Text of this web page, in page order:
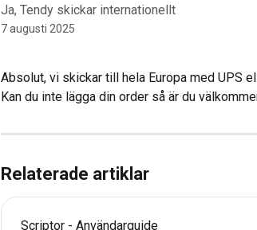
Ja, Tendy skickar internationellt
7 augusti 2025
Absolut, vi skickar till hela Europa med UPS
Kan du inte lägga din order så är du
Relaterade artiklar
Scriptor - Användarguide